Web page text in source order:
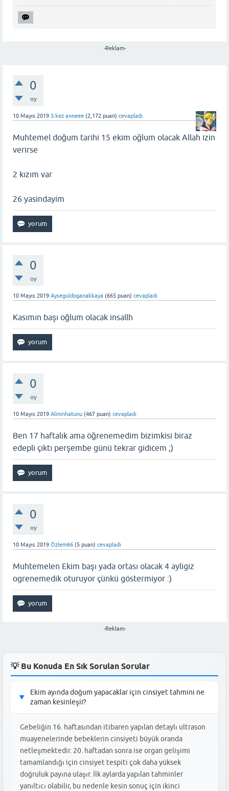
-Reklam-
0
oy
10 Mayıs 2019 3.kez anneee (2,172 puan) cevapladı
Muhtemel doğum tarihi 15 ekim oğlum olacak Allah izin
verirse
2 kızım var
26 yasindayim
0
oy
10 Mayıs 2019 Ayseguldoganakkaya (665 puan) cevapladı
Kasımın başı oğlum olacak insallh
0
oy
10 Mayıs 2019 Alininhatunu (467 puan) cevapladı
Ben 17 haftalık ama öğrenemedim bizimkisi biraz
edepli çıktı perşembe günü tekrar gidicem ;)
0
oy
10 Mayıs 2019 Özlem66 (5 puan) cevapladı
Muhtemelen Ekim başı yada ortası olacak 4 ayligiz
ogrenemedik oturuyor çünkü göstermiyor :)
-Reklam-
💡 Bu Konuda En Sık Sorulan Sorular
▶
Ekim ayında doğum yapacaklar için cinsiyet tahmini ne
zaman kesinleşir?
Gebeliğin 16. haftasından itibaren yapılan detaylı ultrason
muayenelerinde bebeklerin cinsiyeti büyük oranda
netleşmektedir. 20. haftadan sonra ise organ gelişimi
tamamlandığı için cinsiyet tespiti çok daha yüksek
doğruluk payına ulaşır. İlk aylarda yapılan tahminler
yanıltıcı olabilir, bu nedenle kesin sonuç için ikinci